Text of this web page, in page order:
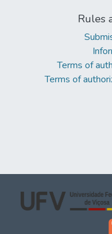
Rules
Terms of
Terms of